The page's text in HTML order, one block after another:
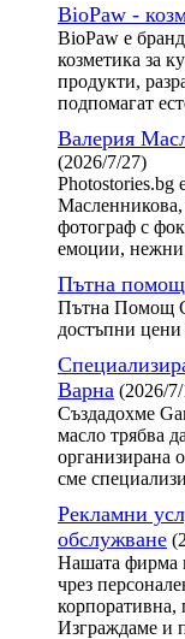
BioPaw -
BioPaw е
козметика за
продукти,
подпомагат
Валерия
(2026/7/27)
Photostories.bg
Масленникова,
фотограф с
емоции, нежни
Пътна помощ
Пътна Помощ
достъпни цени
Варна (2026/
Създадохме
масло трябва
организирана
сме
Рекламни
обслужване
Нашата фирма
чрез
корпоративна,
Изграждаме и